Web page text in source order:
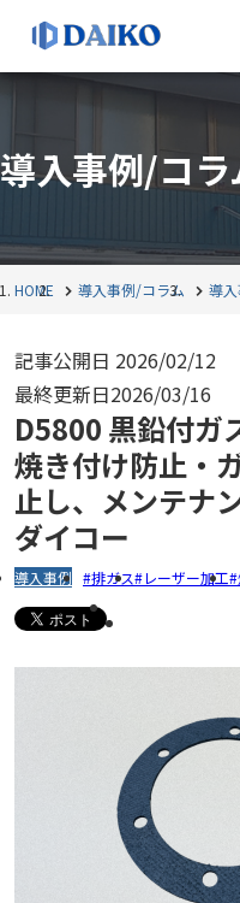
導入事例/コラ
HOME 導入事例/コラム 導
記事公開日 2026/02/12
最終更新日2026/03/16
D5800 黒鉛付ガ
焼き付け防止・
止し、メンテナ
ダイコー
導入事例 排ガス レーザー加工